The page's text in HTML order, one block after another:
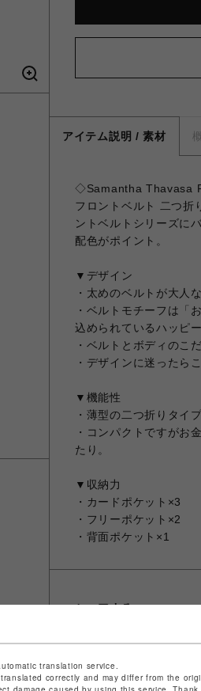
アイテム説明 / 素材
◇Samantha Thavasa
フロントベルト 二つ折
ントベルトシリーズに
配色がポイント。
▼デザイン
・太めのベルトが大人
・ベルトモチーフは「
込められているハッピ
・ベルトとボディのこ
・デザインに迷ったら
▼機能性
・薄型の二つ折りタイ
・コンパクトですがお
たり。
▼収納力
・カードポケット×3
・フリーポケット×2
・背面ポケット×1
シェアする
translation service.
correctly and may differ from the